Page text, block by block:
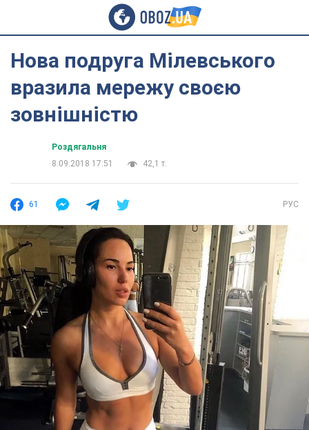
Нова подруга Мілевського
вразила мережу своєю
зовнішністю
Роздягальня
8.09.2018 17:51
42,1 т.
61 РУС